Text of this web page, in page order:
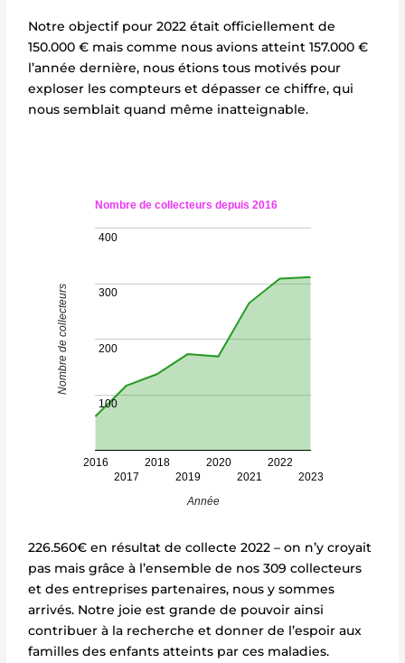
Notre objectif pour 2022 était officiellement de
150.000 € mais comme nous avions atteint 157.000 €
l’année dernière, nous étions tous motivés pour
exploser les compteurs et dépasser ce chiffre, qui
nous semblait quand même inatteignable.
Nombre de collecteurs depuis 2016
2016
2017
2018
2019
2020
2021
2022
2023
100
200
300
400
Année
Nombre de collecteurs
226.560€ en résultat de collecte 2022 – on n’y croyait
pas mais grâce à l’ensemble de nos 309 collecteurs
et des entreprises partenaires, nous y sommes
arrivés. Notre joie est grande de pouvoir ainsi
contribuer à la recherche et donner de l’espoir aux
familles des enfants atteints par ces maladies.